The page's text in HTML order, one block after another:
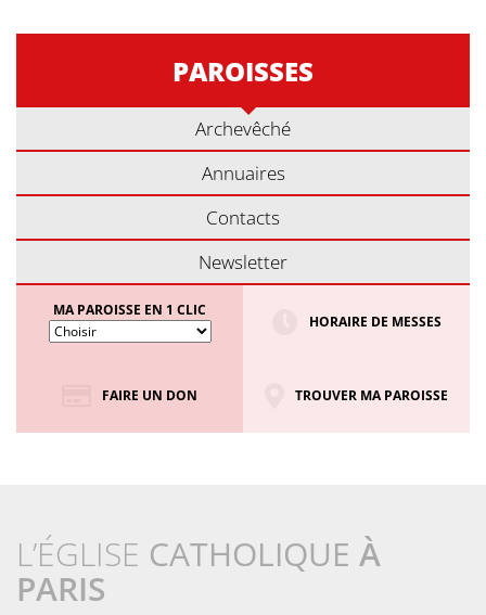
PAROISSES
Archevêché
Annuaires
Contacts
Newsletter
MA PAROISSE EN 1 CLIC
HORAIRE DE MESSES
FAIRE UN DON TROUVER MA PAROISSE
L’ÉGLISE CATHOLIQUE À
PARIS